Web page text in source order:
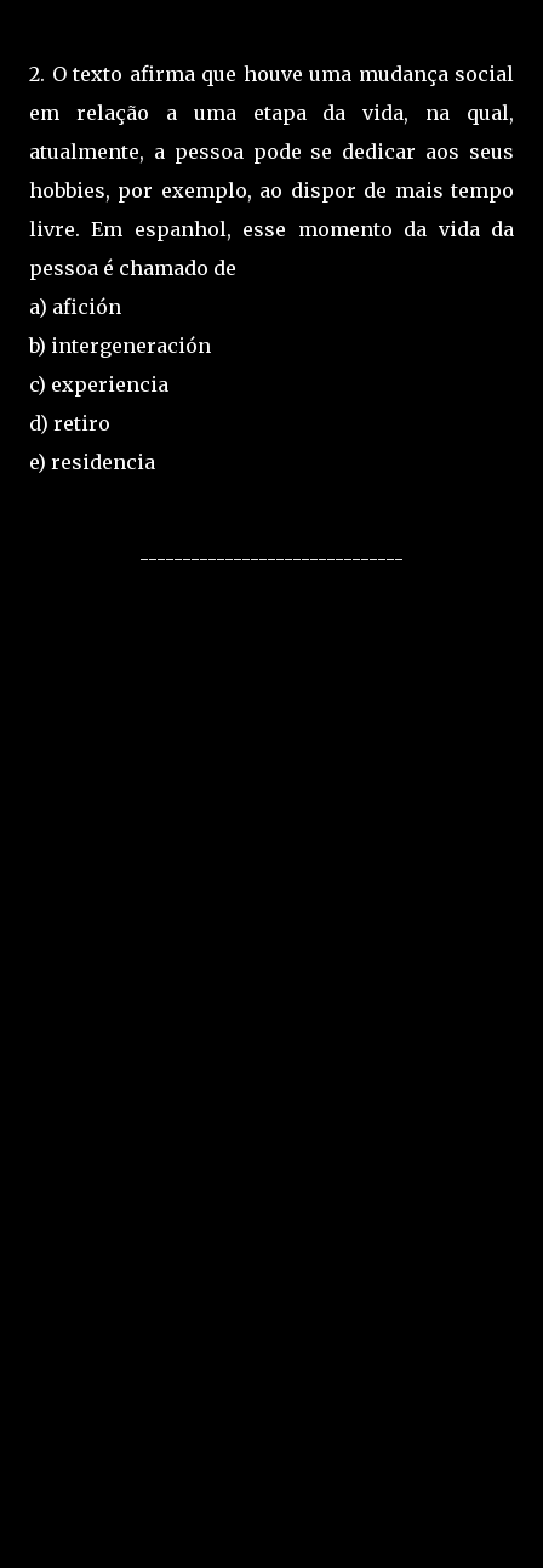
2. O texto afirma que houve uma mudança social
em relação a uma etapa da vida, na qual,
atualmente, a pessoa pode se dedicar aos seus
hobbies, por exemplo, ao dispor de mais tempo
livre. Em espanhol, esse momento da vida da
pessoa é chamado de
a) afición
b) intergeneración
c) experiencia
d) retiro
e) residencia
-------------------------------